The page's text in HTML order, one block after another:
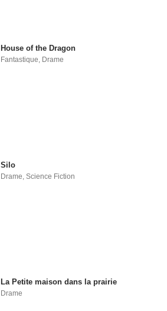
House of the Dragon
Fantastique Drame
Silo
Drame,Science Fiction
La Petite maison dans la prairie
Drame